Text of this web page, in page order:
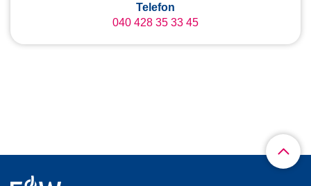
Telefon
040 428 35 33 45